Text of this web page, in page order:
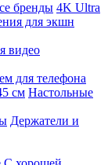
бренды 4K Ultra
для экшн
видео
для телефона
см Настольные
Держатели и